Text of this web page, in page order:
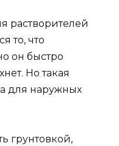
растворителей
то, что
он быстро
Но такая
для наружных
грунтовкой,